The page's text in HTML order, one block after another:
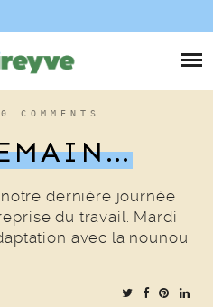
COMMENTS
dernière journée
du travail. Mardi
avec la nounou